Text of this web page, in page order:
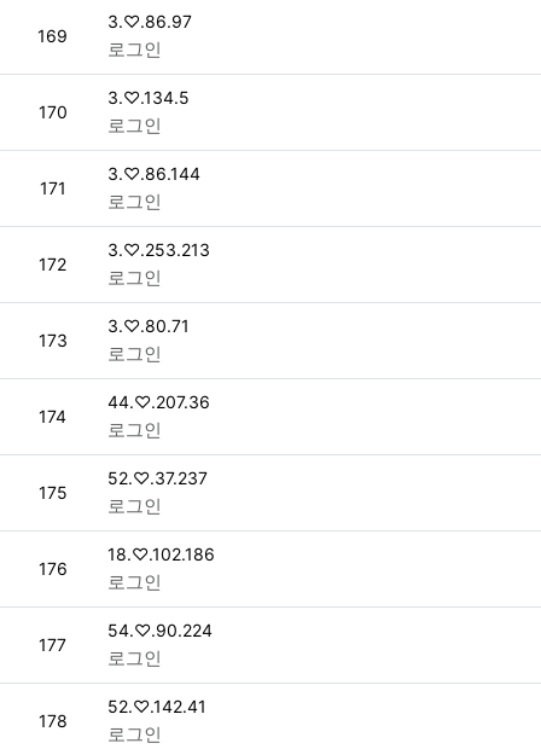
번호
169
접속자
3.♡.86.97
로그인
번호
170
접속자
3.♡.134.5
로그인
번호
171
접속자
3.♡.86.144
로그인
번호
172
접속자
3.♡.253.213
로그인
번호
173
접속자
3.♡.80.71
로그인
번호
174
접속자
44.♡.207.36
로그인
번호
175
접속자
52.♡.37.237
로그인
번호
176
접속자
18.♡.102.186
로그인
번호
177
접속자
54.♡.90.224
로그인
번호
178
접속자
52.♡.142.41
로그인